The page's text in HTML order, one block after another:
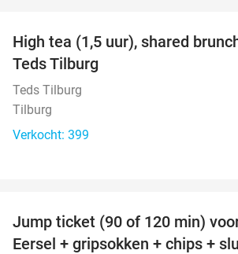
High tea (1,5 uur), shared
Teds Tilburg
Teds Tilburg
Tilburg
Verkocht: 399
Jump ticket (90 of 120 min)
Eersel + gripsokken + chips +